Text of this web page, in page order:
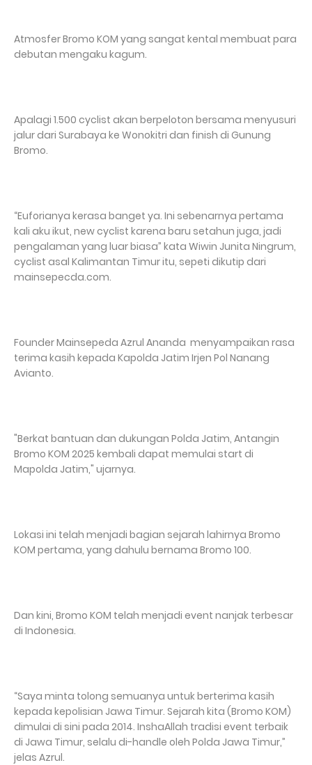
Atmosfer Bromo KOM yang sangat kental membuat para
debutan mengaku kagum.
Apalagi 1.500 cyclist akan berpeloton bersama menyusuri
jalur dari Surabaya ke Wonokitri dan finish di Gunung
Bromo.
“Euforianya kerasa banget ya. Ini sebenarnya pertama
kali aku ikut, new cyclist karena baru setahun juga, jadi
pengalaman yang luar biasa” kata Wiwin Junita Ningrum,
cyclist asal Kalimantan Timur itu, sepeti dikutip dari
mainsepecda.com.
Founder Mainsepeda Azrul Ananda menyampaikan rasa
terima kasih kepada Kapolda Jatim Irjen Pol Nanang
Avianto.
"Berkat bantuan dan dukungan Polda Jatim, Antangin
Bromo KOM 2025 kembali dapat memulai start di
Mapolda Jatim," ujarnya.
Lokasi ini telah menjadi bagian sejarah lahirnya Bromo
KOM pertama, yang dahulu bernama Bromo 100.
Dan kini, Bromo KOM telah menjadi event nanjak terbesar
di Indonesia.
“Saya minta tolong semuanya untuk berterima kasih
kepada kepolisian Jawa Timur. Sejarah kita (Bromo KOM)
dimulai di sini pada 2014. InshaAllah tradisi event terbaik
di Jawa Timur, selalu di-handle oleh Polda Jawa Timur,”
jelas Azrul.